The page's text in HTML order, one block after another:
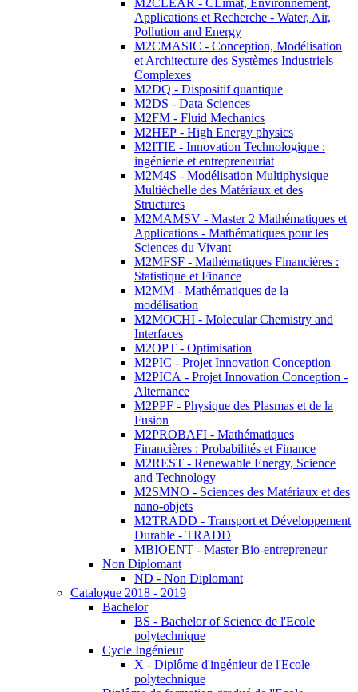
M2CLEAR - CLimat, Environnement,
Applications et Recherche - Water, Air,
Pollution and Energy
M2CMASIC - Conception, Modélisation
et Architecture des Systèmes Industriels
Complexes
M2DQ - Dispositif quantique
M2DS - Data Sciences
M2FM - Fluid Mechanics
M2HEP - High Energy physics
M2ITIE - Innovation Technologique :
ingénierie et entrepreneuriat
M2M4S - Modélisation Multiphysique
Multiéchelle des Matériaux et des
Structures
M2MAMSV - Master 2 Mathématiques et
Applications - Mathématiques pour les
Sciences du Vivant
M2MFSF - Mathématiques Financières :
Statistique et Finance
M2MM - Mathématiques de la
modélisation
M2MOCHI - Molecular Chemistry and
Interfaces
M2OPT - Optimisation
M2PIC - Projet Innovation Conception
M2PICA - Projet Innovation Conception -
Alternance
M2PPF - Physique des Plasmas et de la
Fusion
M2PROBAFI - Mathématiques
Financières : Probabilités et Finance
M2REST - Renewable Energy, Science
and Technology
M2SMNO - Sciences des Matériaux et des
nano-objets
M2TRADD - Transport et Développement
Durable - TRADD
MBIOENT - Master Bio-entrepreneur
Non Diplomant
ND - Non Diplomant
Catalogue 2018 - 2019
Bachelor
BS - Bachelor of Science de l'Ecole
polytechnique
Cycle Ingénieur
X - Diplôme d'ingénieur de l'Ecole
polytechnique